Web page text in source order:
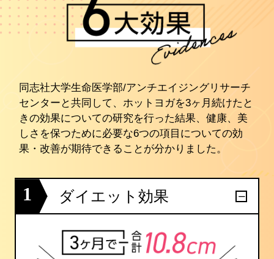
同志社大学生命医学部/アンチエイジングリサーチ
センターと共同して、ホットヨガを3ヶ月続けたと
きの効果についての研究を行った結果、健康、美
しさを保つために必要な6つの項目についての効
果・改善が期待できることが分かりました。
1 ダイエット効果